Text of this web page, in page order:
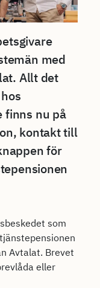
med
Allt det
finns nu på
kontakt till
för
som
Avtalat. Brevet
eller